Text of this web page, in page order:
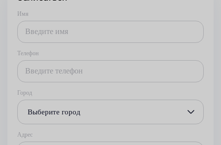
Имя
Телефон
Город
Выберите город
Адрес